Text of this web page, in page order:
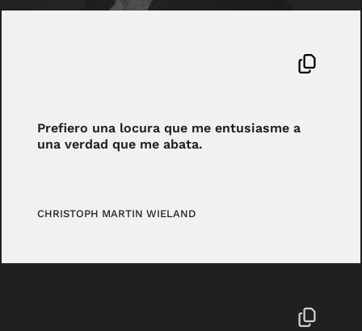
Prefiero una locura que me entusiasme a
una verdad que me abata.
CHRISTOPH MARTIN WIELAND